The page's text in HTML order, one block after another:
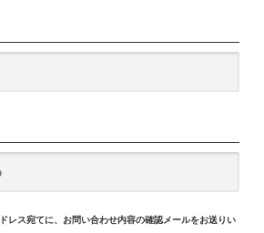
レス宛てに、お問い合わせ内容の確認メールをお送りい